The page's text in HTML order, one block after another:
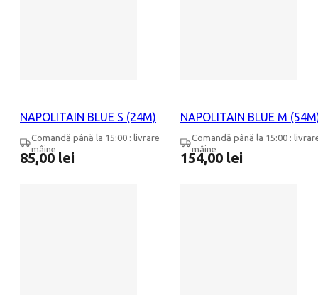
NAPOLITAIN BLUE S (24M)
Comandă până la 15:00 : livrare
mâine
85,00 lei
NAPOLITAIN BLUE M
Comandă până la 15:00 :
mâine
154,00 lei